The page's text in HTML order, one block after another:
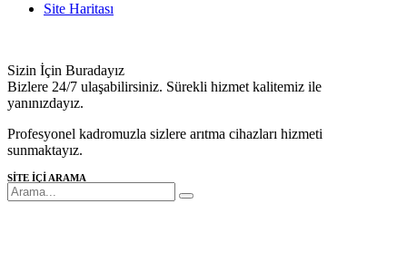
Site Haritası
Sizin İçin Buradayız
Bizlere 24/7 ulaşabilirsiniz. Sürekli hizmet kalitemiz ile
yanınızdayız.
Profesyonel kadromuzla sizlere arıtma cihazları hizmeti
sunmaktayız.
SİTE İÇİ ARAMA